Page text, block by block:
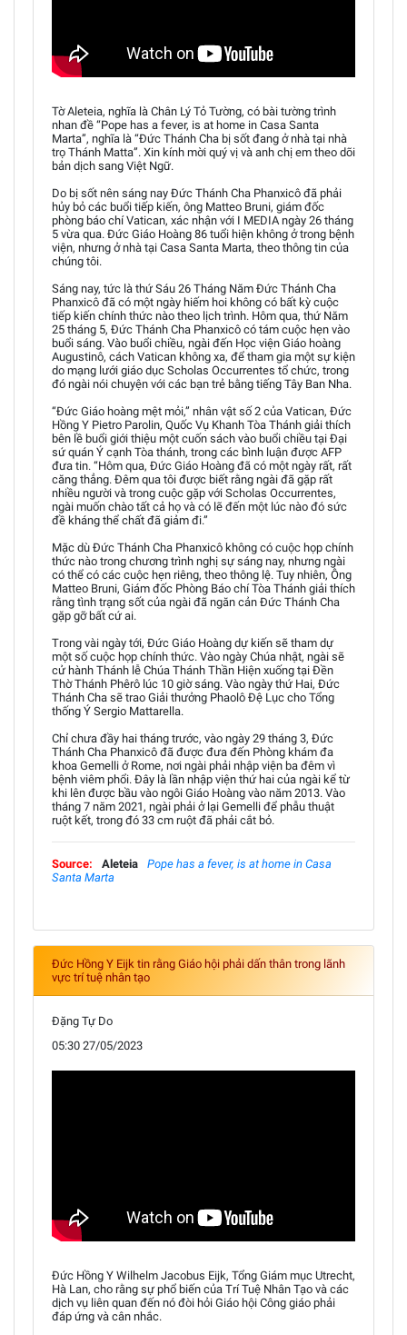
Tờ Aleteia, nghĩa là Chân Lý Tỏ Tường, có bài tường trình
nhan đề “Pope has a fever, is at home in Casa Santa
Marta”, nghĩa là “Đức Thánh Cha bị sốt đang ở nhà tại nhà
trọ Thánh Matta”. Xin kính mời quý vị và anh chị em theo dõi
bản dịch sang Việt Ngữ.
Do bị sốt nên sáng nay Đức Thánh Cha Phanxicô đã phải
hủy bỏ các buổi tiếp kiến, ông Matteo Bruni, giám đốc
phòng báo chí Vatican, xác nhận với I MEDIA ngày 26 tháng
5 vừa qua. Đức Giáo Hoàng 86 tuổi hiện không ở trong bệnh
viện, nhưng ở nhà tại Casa Santa Marta, theo thông tin của
chúng tôi.
Sáng nay, tức là thứ Sáu 26 Tháng Năm Đức Thánh Cha
Phanxicô đã có một ngày hiếm hoi không có bất kỳ cuộc
tiếp kiến chính thức nào theo lịch trình. Hôm qua, thứ Năm
25 tháng 5, Đức Thánh Cha Phanxicô có tám cuộc hẹn vào
buổi sáng. Vào buổi chiều, ngài đến Học viện Giáo hoàng
Augustinô, cách Vatican không xa, để tham gia một sự kiện
do mạng lưới giáo dục Scholas Occurrentes tổ chức, trong
đó ngài nói chuyện với các bạn trẻ bằng tiếng Tây Ban Nha.
“Đức Giáo hoàng mệt mỏi,” nhân vật số 2 của Vatican, Đức
Hồng Y Pietro Parolin, Quốc Vụ Khanh Tòa Thánh giải thích
bên lề buổi giới thiệu một cuốn sách vào buổi chiều tại Đại
sứ quán Ý cạnh Tòa thánh, trong các bình luận được AFP
đưa tin. “Hôm qua, Đức Giáo Hoàng đã có một ngày rất, rất
căng thẳng. Đêm qua tôi được biết rằng ngài đã gặp rất
nhiều người và trong cuộc gặp với Scholas Occurrentes,
ngài muốn chào tất cả họ và có lẽ đến một lúc nào đó sức
đề kháng thể chất đã giảm đi.”
Mặc dù Đức Thánh Cha Phanxicô không có cuộc họp chính
thức nào trong chương trình nghị sự sáng nay, nhưng ngài
có thể có các cuộc hẹn riêng, theo thông lệ. Tuy nhiên, Ông
Matteo Bruni, Giám đốc Phòng Báo chí Tòa Thánh giải thích
rằng tình trạng sốt của ngài đã ngăn cản Đức Thánh Cha
gặp gỡ bất cứ ai.
Trong vài ngày tới, Đức Giáo Hoàng dự kiến sẽ tham dự
một số cuộc họp chính thức. Vào ngày Chúa nhật, ngài sẽ
cử hành Thánh lễ Chúa Thánh Thần Hiện xuống tại Đền
Thờ Thánh Phêrô lúc 10 giờ sáng. Vào ngày thứ Hai, Đức
Thánh Cha sẽ trao Giải thưởng Phaolô Đệ Lục cho Tổng
thống Ý Sergio Mattarella.
Chỉ chưa đầy hai tháng trước, vào ngày 29 tháng 3, Đức
Thánh Cha Phanxicô đã được đưa đến Phòng khám đa
khoa Gemelli ở Rome, nơi ngài phải nhập viện ba đêm vì
bệnh viêm phổi. Đây là lần nhập viện thứ hai của ngài kể từ
khi lên được bầu vào ngôi Giáo Hoàng vào năm 2013. Vào
tháng 7 năm 2021, ngài phải ở lại Gemelli để phẫu thuật
ruột kết, trong đó 33 cm ruột đã phải cắt bỏ.
Source: Aleteia
Pope has a fever, is at home in Casa
Santa Marta
Đức Hồng Y Eijk tin rằng Giáo hội phải dấn thân trong lãnh
vực trí tuệ nhân tạo
Đặng Tự Do
05:30 27/05/2023
Đức Hồng Y Wilhelm Jacobus Eijk, Tổng Giám mục Utrecht,
Hà Lan, cho rằng sự phổ biến của Trí Tuệ Nhân Tạo và các
dịch vụ liên quan đến nó đòi hỏi Giáo hội Công giáo phải
đáp ứng và cân nhắc.